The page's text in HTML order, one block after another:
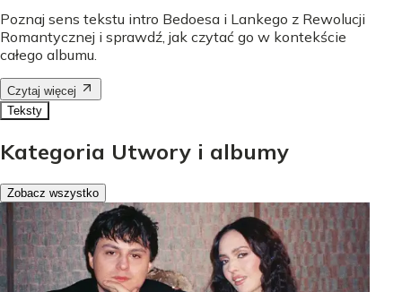
Poznaj sens tekstu intro Bedoesa i Lankego z Rewolucji
Romantycznej i sprawdź, jak czytać go w kontekście
całego albumu.
Czytaj więcej
Teksty
Kategoria Utwory i albumy
Zobacz wszystko